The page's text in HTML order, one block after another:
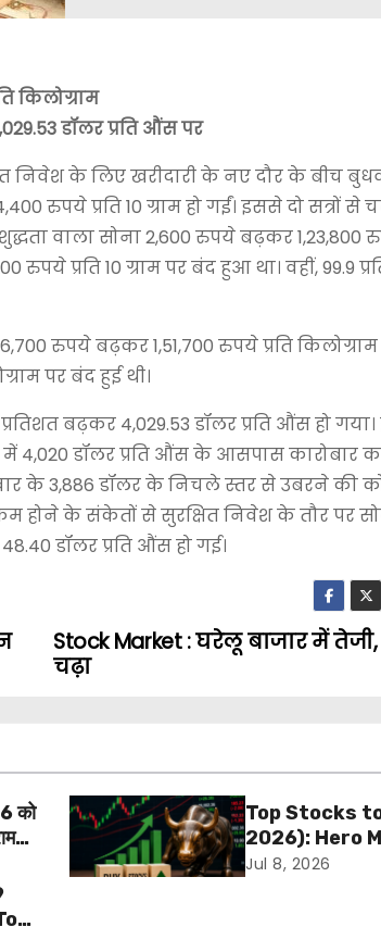
किलोग्राम
डॉलर प्रति औंस पर
के लिए खरीदारी के नए दौर के बीच
रुपये प्रति 10 ग्राम हो गईं। इससे दो सत्रों से
वाला सोना 2,600 रुपये बढ़कर 1,23,800
प्रति 10 ग्राम पर बंद हुआ था। वहीं, 99.9
रुपये बढ़कर 1,51,700 रुपये प्रति किलोग्राम
पर बंद हुई थी।
प्रतिशत बढ़कर 4,029.53 डॉलर प्रति औंस हो
में 4,020 डॉलर प्रति औंस के आसपास कारोबार
के 3,886 डॉलर के निचले स्तर से उबरने की
होने के संकेतों से सुरक्षित निवेश के तौर पर
डॉलर प्रति औंस हो गई।
Stock Market : घरेलू बाजार में
चढ़ा
को
Top Stocks
2026): Hero
Steel और
Jul 8, 2026